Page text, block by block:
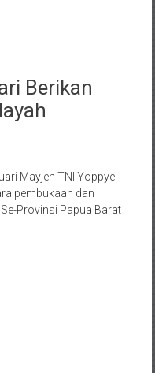
Berikan
Mayjen TNI Yoppye
pembukaan dan
Provinsi Papua Barat